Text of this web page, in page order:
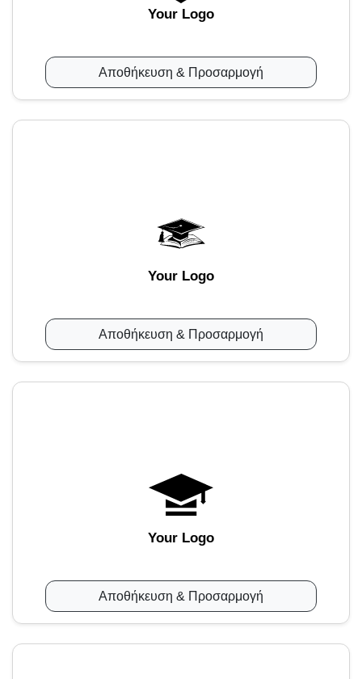
Your Logo
Αποθήκευση & Προσαρμογή
Your Logo
Αποθήκευση & Προσαρμογή
Your Logo
Αποθήκευση & Προσαρμογή